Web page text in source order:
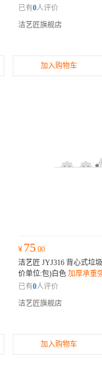
设计，密封防漏；环保材
已有0人评价
洁艺匠旗舰店
加入购物车
¥ 75.00
洁艺匠 JYJ316 背心式垃
价单位:包)白色 加厚承重
绳封口设计，密封防漏；
已有0人评价
洁艺匠旗舰店
加入购物车